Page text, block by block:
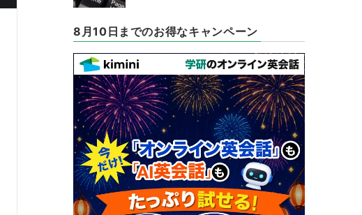
8月10日までのお得なキャンペーン